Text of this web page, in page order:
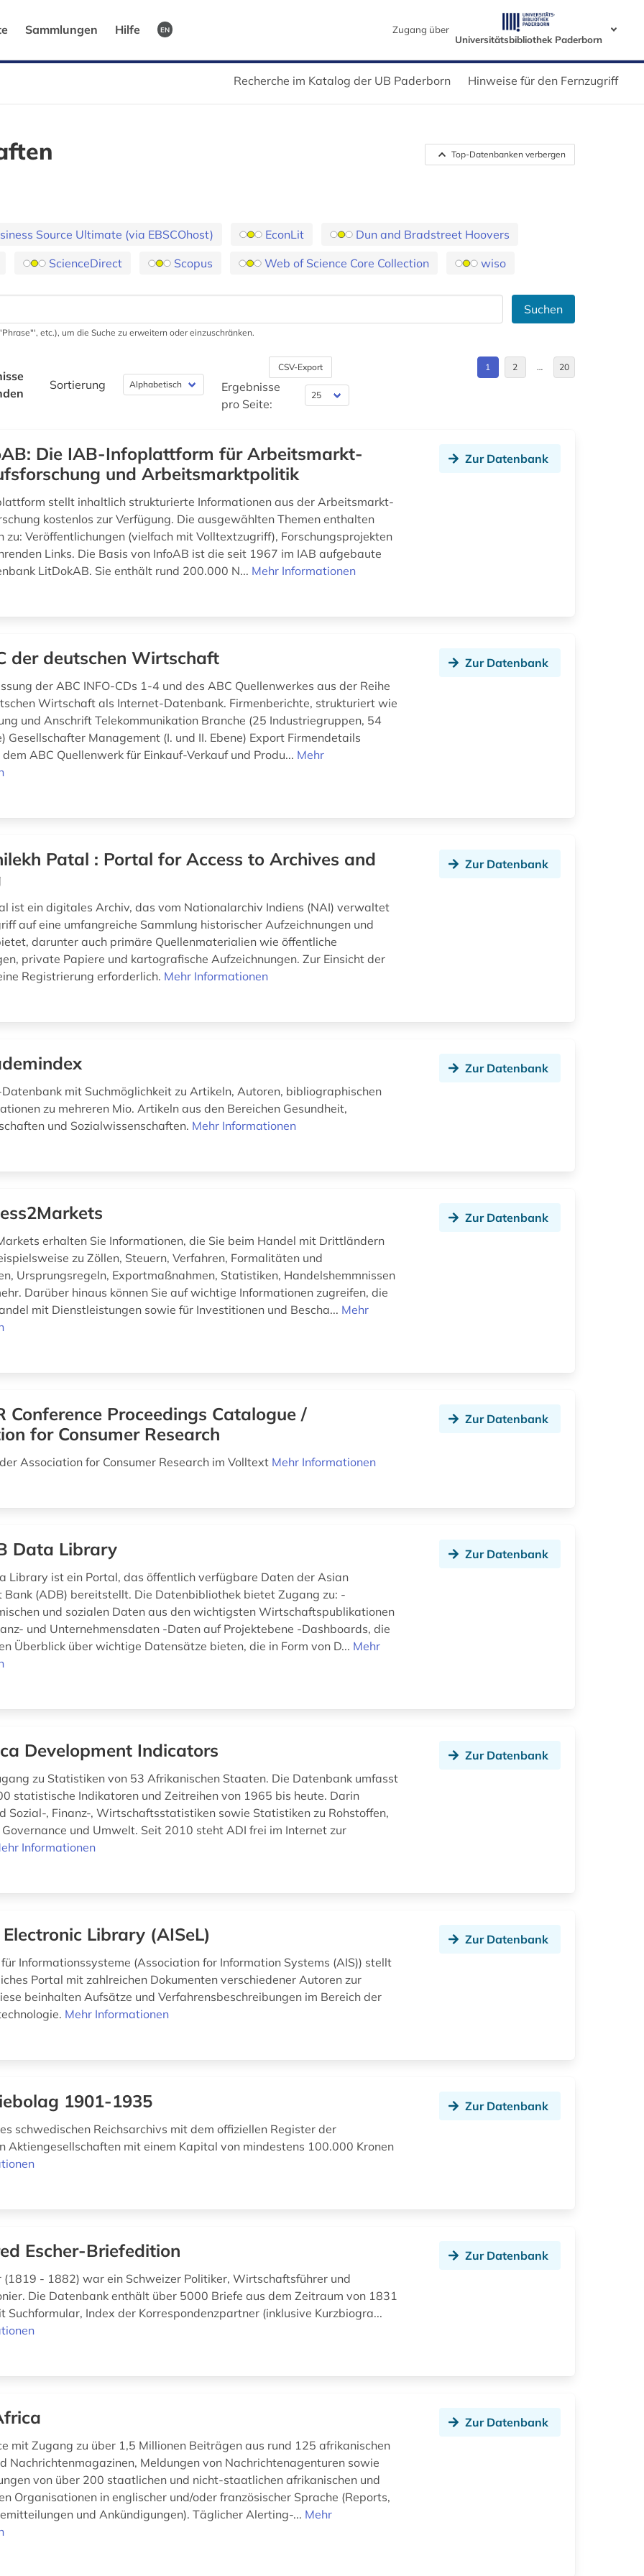
Sammlungen Hilfe EN
Zugang über
Universitätsbibliothek Paderborn
Recherche im Katalog der UB Paderborn Hinweise für den Fernzugriff
Top-Datenbanken verbergen
Source Ultimate (via EBSCOhost) EconLit
Dun and Bradstreet Hoovers
ScienceDirect Scopus Web of Science Core Collection wiso
Suchen
etc.), um die Suche zu erweitern oder einzuschränken.
Sortierung
CSV-Export
Ergebnisse
pro Seite:
1 2 … 20
Die IAB-Infoplattform für Arbeitsmarkt-
und Arbeitsmarktpolitik
stellt inhaltlich strukturierte Informationen aus der Arbeitsmarkt-
kostenlos zur Verfügung. Die ausgewählten Themen enthalten
zu: Veröffentlichungen (vielfach mit Volltextzugriff), Forschungsprojekten
Links. Die Basis von InfoAB ist die seit 1967 im IAB aufgebaute
LitDokAB. Sie enthält rund 200.000 N... Mehr Informationen
Zur Datenbank
der deutschen Wirtschaft
der ABC INFO-CDs 1-4 und des ABC Quellenwerkes aus der Reihe
Wirtschaft als Internet-Datenbank. Firmenberichte, strukturiert wie
und Anschrift Telekommunikation Branche (25 Industriegruppen, 54
Gesellschafter Management (I. und II. Ebene) Export Firmendetails
ABC Quellenwerk für Einkauf-Verkauf und Produ... Mehr
Zur Datenbank
Patal : Portal for Access to Archives and
ist ein digitales Archiv, das vom Nationalarchiv Indiens (NAI) verwaltet
auf eine umfangreiche Sammlung historischer Aufzeichnungen und
darunter auch primäre Quellenmaterialien wie öffentliche
private Papiere und kartografische Aufzeichnungen. Zur Einsicht der
Registrierung erforderlich. Mehr Informationen
Zur Datenbank
mit Suchmöglichkeit zu Artikeln, Autoren, bibliographischen
zu mehreren Mio. Artikeln aus den Bereichen Gesundheit,
und Sozialwissenschaften. Mehr Informationen
Zur Datenbank
erhalten Sie Informationen, die Sie beim Handel mit Drittländern
zu Zöllen, Steuern, Verfahren, Formalitäten und
Ursprungsregeln, Exportmaßnahmen, Statistiken, Handelshemmnissen
Darüber hinaus können Sie auf wichtige Informationen zugreifen, die
mit Dienstleistungen sowie für Investitionen und Bescha... Mehr
Zur Datenbank
Conference Proceedings Catalogue /
for Consumer Research
Association for Consumer Research im Volltext Mehr Informationen
Zur Datenbank
Data Library
Library ist ein Portal, das öffentlich verfügbare Daten der Asian
Bank (ADB) bereitstellt. Die Datenbibliothek bietet Zugang zu: -
und sozialen Daten aus den wichtigsten Wirtschaftspublikationen
und Unternehmensdaten -Daten auf Projektebene -Dashboards, die
Überblick über wichtige Datensätze bieten, die in Form von D... Mehr
Zur Datenbank
Development Indicators
zu Statistiken von 53 Afrikanischen Staaten. Die Datenbank umfasst
statistische Indikatoren und Zeitreihen von 1965 bis heute. Darin
Sozial-, Finanz-, Wirtschaftsstatistiken sowie Statistiken zu Rohstoffen,
und Umwelt. Seit 2010 steht ADI frei im Internet zur
Informationen
Zur Datenbank
Library (AISeL)
Informationssysteme (Association for Information Systems (AIS)) stellt
Portal mit zahlreichen Dokumenten verschiedener Autoren zur
beinhalten Aufsätze und Verfahrensbeschreibungen im Bereich der
Mehr Informationen
Zur Datenbank
1901-1935
schwedischen Reichsarchivs mit dem offiziellen Register der
Aktiengesellschaften mit einem Kapital von mindestens 100.000 Kronen
Zur Datenbank
Escher-Briefedition
(1819 - 1882) war ein Schweizer Politiker, Wirtschaftsführer und
Die Datenbank enthält über 5000 Briefe aus dem Zeitraum von 1831
Suchformular, Index der Korrespondenzpartner (inklusive Kurzbiogra...
Zur Datenbank
mit Zugang zu über 1,5 Millionen Beiträgen aus rund 125 afrikanischen
Nachrichtenmagazinen, Meldungen von Nachrichtenagenturen sowie
von über 200 staatlichen und nicht-staatlichen afrikanischen und
Organisationen in englischer und/oder französischer Sprache (Reports,
und Ankündigungen). Täglicher Alerting-... Mehr
Zur Datenbank